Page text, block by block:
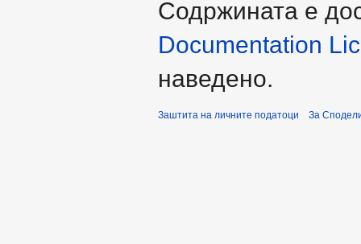
Содржината е
Documentation
наведено.
Заштита на личните податоци За